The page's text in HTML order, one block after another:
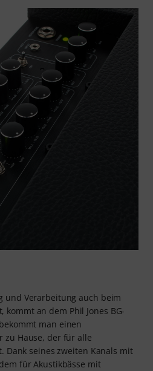
und Verarbeitung auch beim
kommt an dem Phil Jones BG-
man einen
zu Hause, der für alle
Dank seines zweiten Kanals mit
für Akustikbässe mit